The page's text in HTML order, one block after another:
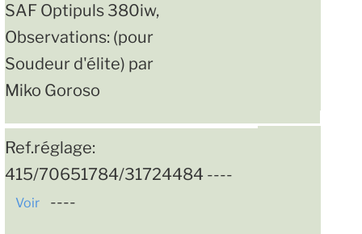
SAF Optipuls 380iw,
Observations: (pour
Soudeur d'élite) par
Miko Goroso
Ref.réglage:
415/70651784/31724484 ----
Voir ----